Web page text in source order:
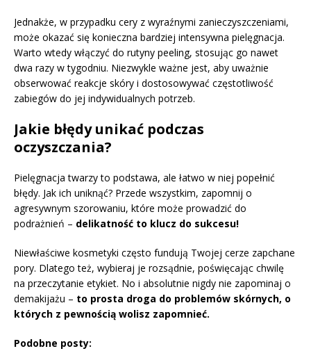
Jednakże, w przypadku cery z wyraźnymi zanieczyszczeniami,
może okazać się konieczna bardziej intensywna pielęgnacja.
Warto wtedy włączyć do rutyny peeling, stosując go nawet
dwa razy w tygodniu. Niezwykle ważne jest, aby uważnie
obserwować reakcje skóry i dostosowywać częstotliwość
zabiegów do jej indywidualnych potrzeb.
Jakie błędy unikać podczas
oczyszczania?
Pielęgnacja twarzy to podstawa, ale łatwo w niej popełnić
błędy. Jak ich uniknąć? Przede wszystkim, zapomnij o
agresywnym szorowaniu, które może prowadzić do
podrażnień – delikatność to klucz do sukcesu!
Niewłaściwe kosmetyki często fundują Twojej cerze zapchane
pory. Dlatego też, wybieraj je rozsądnie, poświęcając chwilę
na przeczytanie etykiet. No i absolutnie nigdy nie zapominaj o
demakijażu – to prosta droga do problemów skórnych, o
których z pewnością wolisz zapomnieć.
Podobne posty: